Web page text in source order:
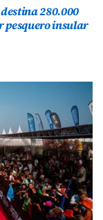
280.000
pesquero insular